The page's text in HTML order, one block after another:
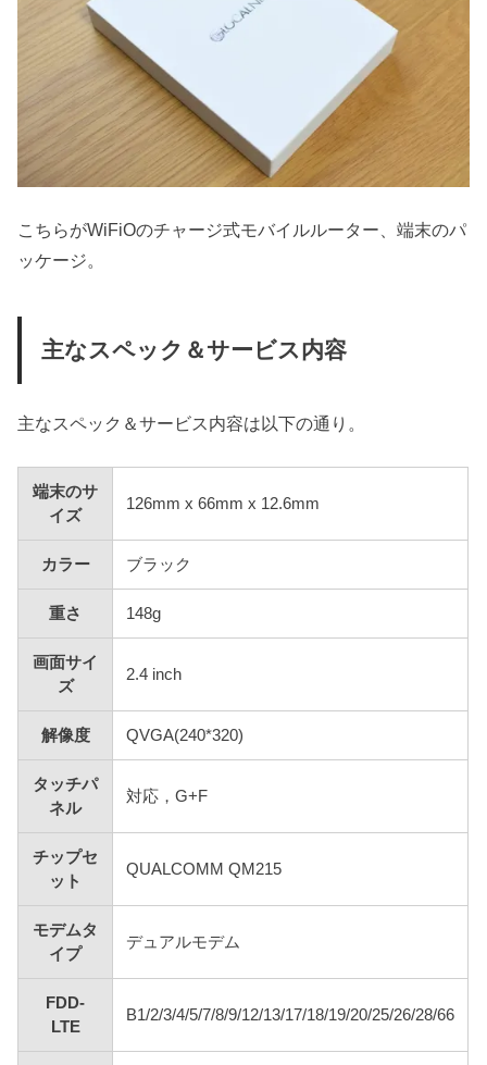
こちらがWiFiOのチャージ式モバイルルーター、端末のパ
ッケージ。
主なスペック＆サービス内容
主なスペック＆サービス内容は以下の通り。
端末のサ
イズ
126mm x 66mm x 12.6mm
カラー ブラック
重さ 148g
画面サイ
ズ
2.4 inch
解像度 QVGA(240*320)
タッチパ
ネル
対応，G+F
チップセ
ット
QUALCOMM QM215
モデムタ
イプ
デュアルモデム
FDD-
LTE
B1/2/3/4/5/7/8/9/12/13/17/18/19/20/25/26/28/66